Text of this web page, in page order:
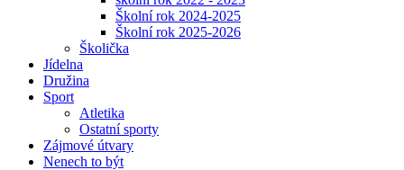
Školní rok 2024-2025
Školní rok 2025-2026
Školička
Jídelna
Družina
Sport
Atletika
Ostatní sporty
Zájmové útvary
Nenech to být